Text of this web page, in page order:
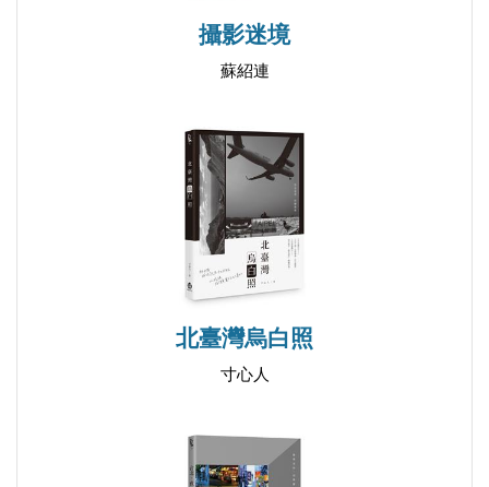
攝影迷境
蘇紹連
北臺灣烏白照
寸心人